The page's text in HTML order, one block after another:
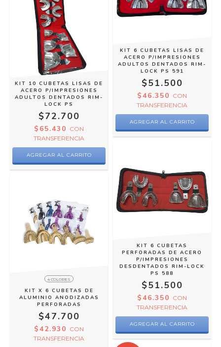
KIT 10 CUBETAS LISAS DE
ACERO P/IMPRESIONES
ADULTOS DENTADOS RIM-
LOCK PS
$72.700
$65.430 CON
TRANSFERENCIA
KIT 6 CUBETAS LISAS DE
ACERO P/IMPRESIONES
ADULTOS DENTADOS RIM-
LOCK PS 591
$51.500
$46.350 CON
TRANSFERENCIA
4 COLORES
KIT X 6 CUBETAS DE
ALUMINIO ANODIZADAS
PERFORADAS
$47.700
$42.930 CON
TRANSFERENCIA
KIT 6 CUBETAS
PERFORADAS DE ACERO
P/IMPRESIONES
DESDENTADOS RIM-LOCK
PS 588
$51.500
$46.350 CON
TRANSFERENCIA